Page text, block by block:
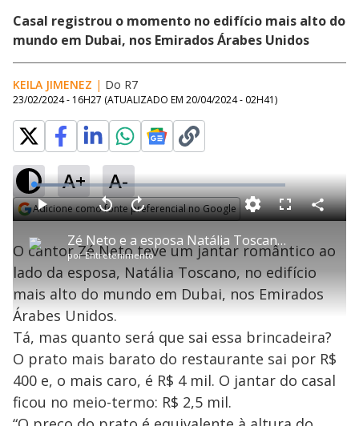
Casal registrou o momento no edifício mais alto do
mundo em Dubai, nos Emirados Árabes Unidos
KEILA JIMENEZ | Do R7
23/02/2024 - 16H27 (ATUALIZADO EM 20/04/2024 - 02H41)
A+ A-
Adicione como fonte preferencial no Google
P
l
a
y
Zé Neto e a esposa Natália Toscano gastam R$ 2,5 mil em jantar romântico
porEntretenimento
P V
t
a
r
0
e
g
n
d
o
s
A
n
a
1
s
e
o
s
M
u
L
o
a
d
e
1
3
.
8
8
F
s
c
r
e
n
C
o
a
r
a
O cantor Zé Neto teve um jantar romântico ao
lado da esposa, Natália Toscano, no edifício
mais alto do mundo em Dubai, nos Emirados
Árabes Unidos.
Tá, mas quanto será que sai essa brincadeira?
O prato mais barato do restaurante sai por R$
400 e, o mais caro, é R$ 4 mil. O jantar do casal
ficou no meio-termo: R$ 2,5 mil.